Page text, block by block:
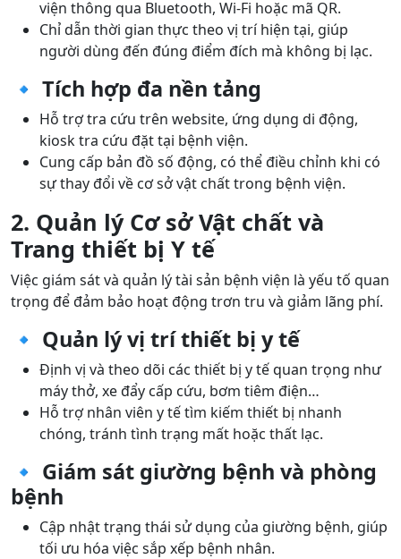
viện thông qua Bluetooth, Wi-Fi hoặc mã QR.
Chỉ dẫn thời gian thực theo vị trí hiện tại, giúp
người dùng đến đúng điểm đích mà không bị lạc.
🔹 Tích hợp đa nền tảng
Hỗ trợ tra cứu trên website, ứng dụng di động,
kiosk tra cứu đặt tại bệnh viện.
Cung cấp bản đồ số động, có thể điều chỉnh khi có
sự thay đổi về cơ sở vật chất trong bệnh viện.
2. Quản lý Cơ sở Vật chất và
Trang thiết bị Y tế
Việc giám sát và quản lý tài sản bệnh viện là yếu tố quan
trọng để đảm bảo hoạt động trơn tru và giảm lãng phí.
🔹 Quản lý vị trí thiết bị y tế
Định vị và theo dõi các thiết bị y tế quan trọng như
máy thở, xe đẩy cấp cứu, bơm tiêm điện…
Hỗ trợ nhân viên y tế tìm kiếm thiết bị nhanh
chóng, tránh tình trạng mất hoặc thất lạc.
🔹 Giám sát giường bệnh và phòng
bệnh
Cập nhật trạng thái sử dụng của giường bệnh, giúp
tối ưu hóa việc sắp xếp bệnh nhân.